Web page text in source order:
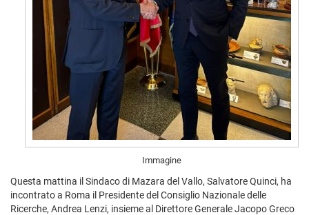
Immagine
Questa mattina il Sindaco di Mazara del Vallo, Salvatore Quinci, ha
incontrato a Roma il Presidente del Consiglio Nazionale delle
Ricerche, Andrea Lenzi, insieme al Direttore Generale Jacopo Greco